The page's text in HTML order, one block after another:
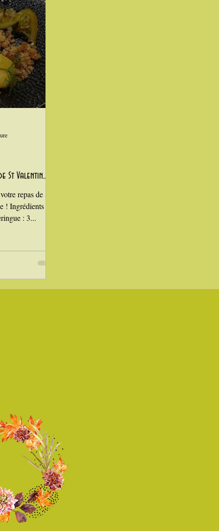
au vin
St Valentin...
repas de St
Ingrédients : 1
: 3...